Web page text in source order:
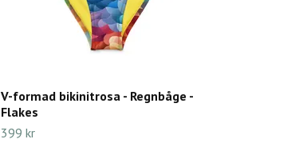
V-formad bikinitrosa - Regnbåge -
Flakes
399 kr